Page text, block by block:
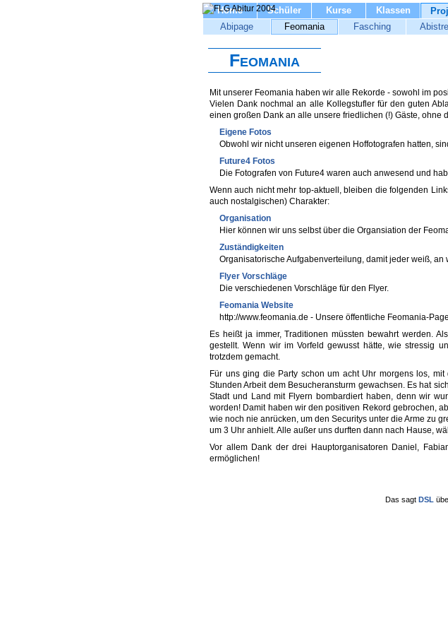
Home Schüler Kurse Klassen
Abipage
Feomania Fasching
Feomania
Mit unserer Feomania haben wir alle Rekorde - sowohl im
Vielen Dank nochmal an alle Kollegstufler für den guten
einen großen Dank an alle unsere friedlichen (!) Gäste, ohne
Eigene Fotos
Obwohl wir nicht unseren eigenen Hoffotografen hatten,
Future4 Fotos
Die Fotografen von Future4 waren auch anwesend und
Wenn auch nicht mehr top-aktuell, bleiben die folgenden
auch nostalgischen) Charakter:
Organisation
Hier können wir uns selbst über die Organsiation der
Zuständigkeiten
Organisatorische Aufgabenverteilung, damit jeder weiß, an
Flyer Vorschläge
Die verschiedenen Vorschläge für den Flyer.
Feomania Website
http://www.feomania.de - Unsere öffentliche Feomania-
Es heißt ja immer, Traditionen müssten bewahrt werden.
gestellt. Wenn wir im Vorfeld gewusst hätte, wie stressig
trotzdem gemacht.
Für uns ging die Party schon um acht Uhr morgens los,
Stunden Arbeit dem Besucheransturm gewachsen. Es hat
Stadt und Land mit Flyern bombardiert haben, denn wir
worden! Damit haben wir den positiven Rekord gebrochen,
wie noch nie anrücken, um den Securitys unter die Arme zu
um 3 Uhr anhielt. Alle außer uns durften dann nach Hause,
Vor allem Dank der drei Hauptorganisatoren Daniel,
ermöglichen!
Das sagt DSL